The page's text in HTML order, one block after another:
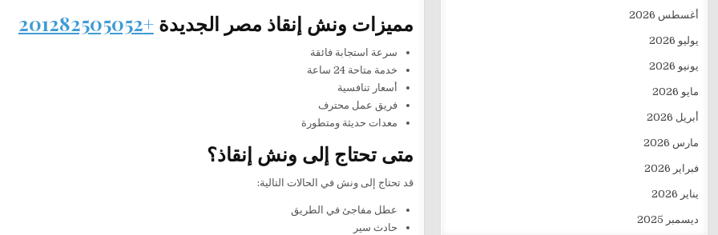
مميزات ونش إنقاذ مصر الجديدة+201282505052
سرعة استجابة فائقة
خدمة متاحة 24 ساعة
أسعار تنافسية
فريق عمل محترف
معدات حديثة ومتطورة
متى تحتاج إلى ونش إنقاذ؟
قد تحتاج إلى ونش في الحالات التالية:
عطل مفاجئ في الطريق
حادث سير
أغسطس 2026
يوليو 2026
يونيو 2026
مايو 2026
أبريل 2026
مارس 2026
فبراير 2026
يناير 2026
ديسمبر 2025